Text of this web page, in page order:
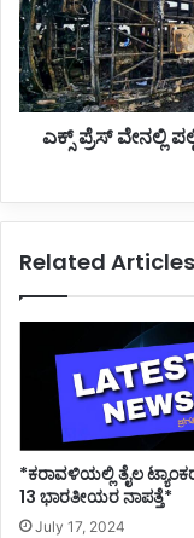
ಹೊತ್ತಿ
ಉರಿದ
ಖಾಸಗಿ
ಬಸ್;
26
ಎಕ್ಸ್ ಪ್ರೆಸ್ ವೇನಲ್ಲಿ
Related Articles
*ಕರಾವಳಿಯಲ್ಲಿ ತೈಲ
13 ಭಾರತೀಯರ ನಾಪತ್ತೆ*
July 17, 2024